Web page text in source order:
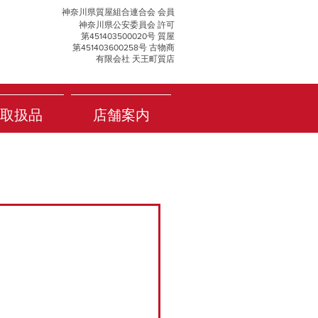
神奈川県質屋組合連合会 会員
神奈川県公安委員会 許可
第451403500020号 質屋
第451403600258号 古物商
有限会社 天王町質店
扱品 店舗案内